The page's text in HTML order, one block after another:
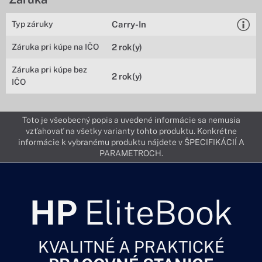
Typ záruky Carry-In
Záruka pri kúpe na IČO 2 rok(y)
Záruka pri kúpe bez
IČO
2 rok(y)
Toto je všeobecný popis a uvedené informácie sa nemusia
vzťahovať na všetky varianty tohto produktu. Konkrétne
informácie k vybranému produktu nájdete v ŠPECIFIKÁCIÍ A
PARAMETROCH.
HP EliteBook
KVALITNÉ A PRAKTICKÉ